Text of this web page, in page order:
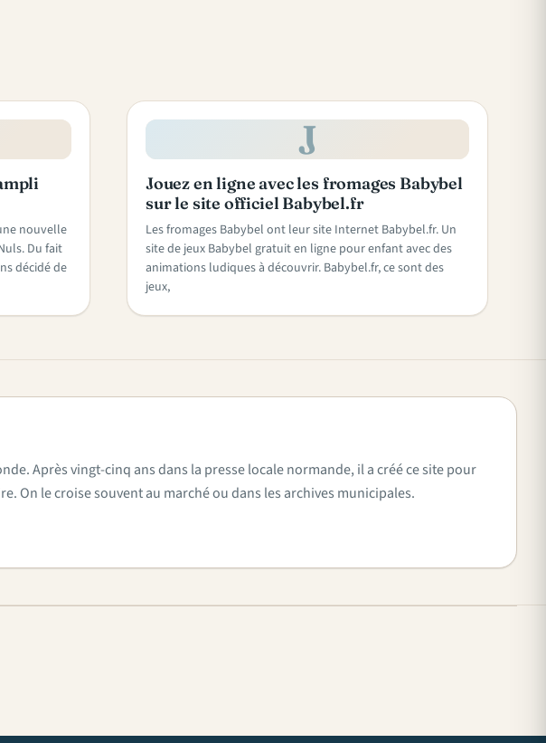
nouvelle
Du fait
décidé de
J
Jouez en ligne avec les fromages Babybel
sur le site officiel Babybel.fr
Les fromages Babybel ont leur site Internet Babybel.fr. Un
site de jeux Babybel gratuit en ligne pour enfant avec des
animations ludiques à découvrir. Babybel.fr, ce sont des
jeux,
Après vingt-cinq ans dans la presse locale normande, il a créé ce site pour
On le croise souvent au marché ou dans les archives municipales.